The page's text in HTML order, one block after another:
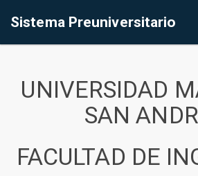
Sistema Preuniversitario
UNIVERSIDAD
SAN
FACULTAD DE